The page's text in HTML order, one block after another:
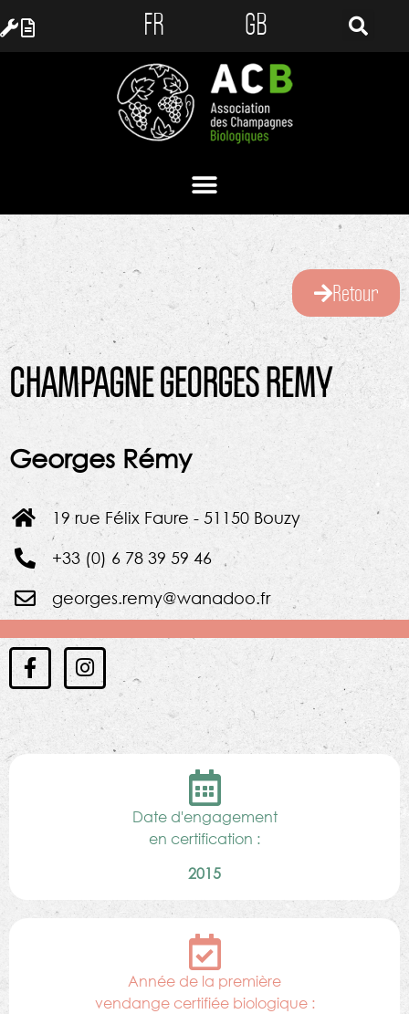
FR GB
Retour
CHAMPAGNE GEORGES REMY
Georges Rémy
19 rue Félix Faure - 51150 Bouzy
+33 (0) 6 78 39 59 46
georges.remy@wanadoo.fr
Date d'engagement
en certification :
2015
Année de la première
vendange certifiée biologique :